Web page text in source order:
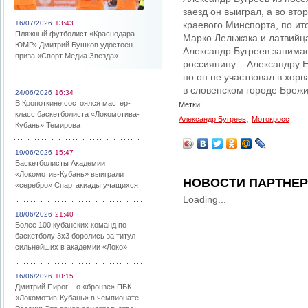
16/07/2026 13:43
Пляжный футболист «Краснодара-
ЮМР» Дмитрий Бушков удостоен
приза «Спорт Медиа Звезда»
24/06/2026 16:34
В Кропоткине состоялся мастер-
класс баскетболиста «Локомотива-
Кубань» Темирова
19/06/2026 15:47
Баскетболисты Академии
«Локомотив-Кубань» выиграли
«серебро» Спартакиады учащихся
18/06/2026 21:40
Более 100 кубанских команд по
баскетболу 3х3 боролись за титул
сильнейших в академии «Локо»
16/06/2026 10:15
Дмитрий Пирог – о «бронзе» ПБК
«Локомотив-Кубань» в чемпионате
заезд он выиграл, а во
краевого Минспорта, по
Марко Лельжака и
Александр Бугреев
россиянину –
но он не участвовал в
в словенском городе
Метки:
Александр Бугреев
Мотокросс
НОВОСТИ
Loading...